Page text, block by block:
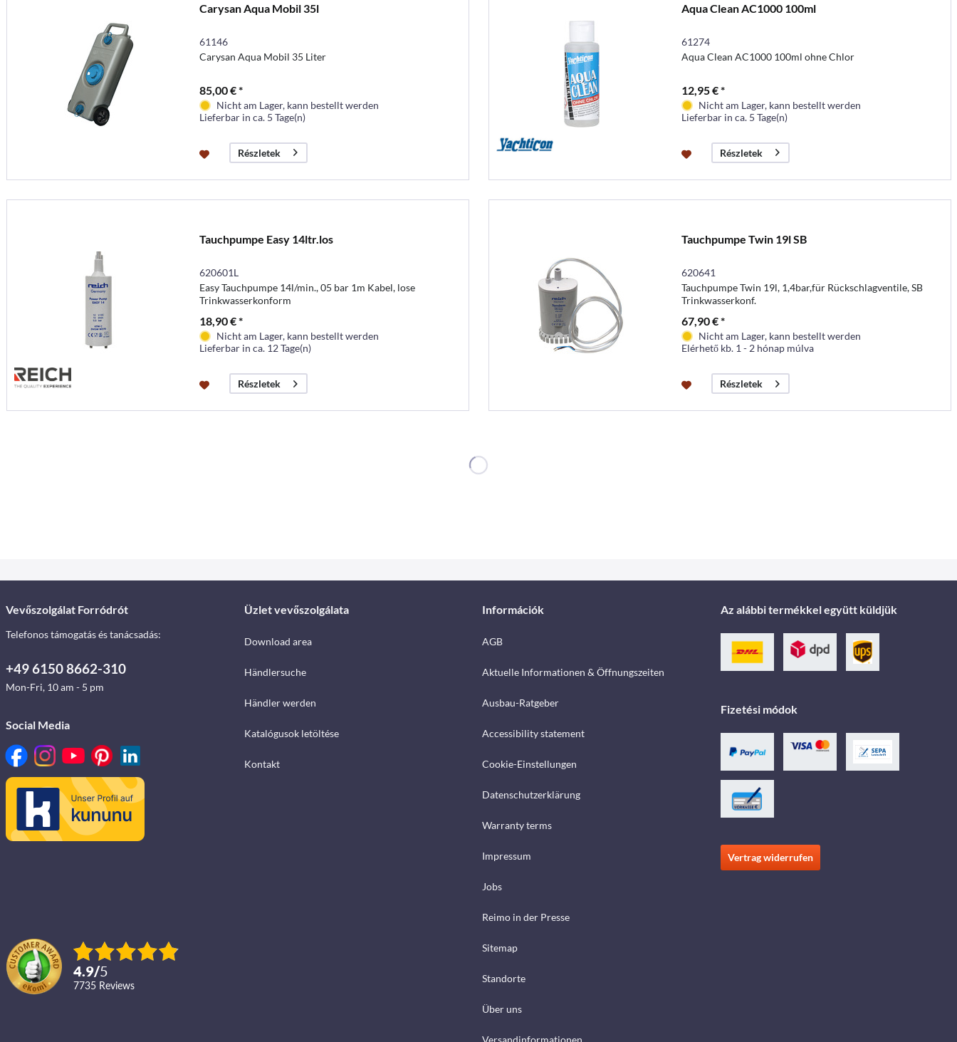
Carysan Aqua Mobil 35l
61146
Carysan Aqua Mobil 35 Liter
85,00 € *
Nicht am Lager, kann bestellt werden
Lieferbar in ca. 5 Tage(n)
Részletek
Aqua Clean AC1000 100ml
61274
Aqua Clean AC1000 100ml ohne Chlor
12,95 € *
Nicht am Lager, kann bestellt werden
Lieferbar in ca. 5 Tage(n)
Részletek
Tauchpumpe Easy 14ltr.los
620601L
Easy Tauchpumpe 14l/min., 05 bar 1m Kabel, lose
Trinkwasserkonform
18,90 € *
Nicht am Lager, kann bestellt werden
Lieferbar in ca. 12 Tage(n)
Részletek
Tauchpumpe Twin 19l SB
620641
Tauchpumpe Twin 19l, 1,4bar,für Rückschlagventile, SB
Trinkwasserkonf.
67,90 € *
Nicht am Lager, kann bestellt werden
Elérhető kb. 1 - 2 hónap múlva
Részletek
Vevőszolgálat Forródrót
Telefonos támogatás és tanácsadás:
+49 6150 8662-310
Mon-Fri, 10 am - 5 pm
Social Media
4.9/5
7735 reviews
Üzlet vevőszolgálata
Download area
Händlersuche
Händler werden
Katalógusok letöltése
Kontakt
Információk
AGB
Aktuelle Informationen & Öffnungszeiten
Ausbau-Ratgeber
Accessibility statement
Cookie-Einstellungen
Datenschutzerklärung
Warranty terms
Impressum
Jobs
Reimo in der Presse
Sitemap
Standorte
Über uns
Az alábbi termékkel együtt küldjük
Fizetési módok
Vertrag widerrufen